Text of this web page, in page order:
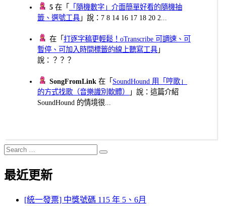
5 在「
「隨機數字」介面簡單好看的隨機抽
籤、選號工具 」說：7 8 14 16 17 18 20 2...
在「打逐字稿更輕鬆！oTranscribe 可調速、可
暫停、可加入時間標籤的線上聽寫工具 」
說：？？？
SongFromLink 在「 SoundHound 用「哼歌」
的方式找歌（音樂識別軟體）
」說：這篇介紹
SoundHound 的情境很...
Search
for:
Search
最近更新
[統一發票] 中獎號碼 115 年 5、6月